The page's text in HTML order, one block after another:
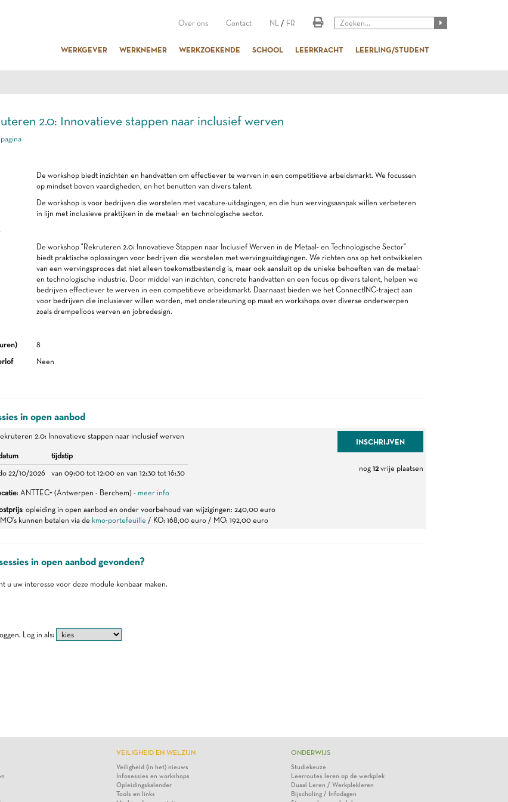
Over ons Contact NL / FR
WERKGEVER WERKNEMER WERKZOEKENDE SCHOOL LEERKRACHT LEERLING/STUDENT
2.0: Innovatieve stappen naar inclusief werven
De workshop biedt inzichten en handvatten om effectiever te werven in een competitieve arbeidsmarkt. We focussen
op mindset boven vaardigheden, en het benutten van divers talent.
De workshop is voor bedrijven die worstelen met vacature-uitdagingen, en die hun wervingsaanpak willen verbeteren
in lijn met inclusieve praktijken in de metaal- en technologische sector.
De workshop "Rekruteren 2.0: Innovatieve Stappen naar Inclusief Werven in de Metaal- en Technologische Sector"
biedt praktische oplossingen voor bedrijven die worstelen met wervingsuitdagingen. We richten ons op het ontwikkelen
van een wervingsproces dat niet alleen toekomstbestendig is, maar ook aansluit op de unieke behoeften van de metaal-
en technologische industrie. Door middel van inzichten, concrete handvatten en een focus op divers talent, helpen we
bedrijven effectiever te werven in een competitieve arbeidsmarkt. Daarnaast bieden we het ConnectINC-traject aan
voor bedrijven die inclusiever willen worden, met ondersteuning op maat en workshops over diverse onderwerpen
zoals drempelloos werven en jobredesign.
8
Neen
in open aanbod
2.0: Innovatieve stappen naar inclusief werven
INSCHRIJVEN
nog 12vrije plaatsen
tijdstip
22/10/2026
van 09:00 tot 12:00 en van 12:30 tot 16:30
: ANTTEC+ (Antwerpen - Berchem) - meer info
: opleiding in open aanbod en onder voorbehoud van wijzigingen: 240,00 euro
kunnen betalen via de kmo-portefeuille / KO: 168,00 euro / MO: 192,00 euro
in open aanbod gevonden?
u uw interesse voor deze module kenbaar maken.
Log in als:
VEILIGHEID EN WELZIJN
Veiligheid (in het) nieuws
Infosessies en workshops
Opleidingskalender
Tools en links
ONDERWIJS
Studiekeuze
Leerroutes leren op de werkplek
Duaal Leren / Werkplekleren
Bijscholing / Infodagen